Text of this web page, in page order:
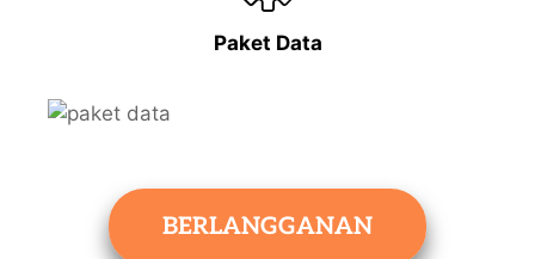
Paket Data
BERLANGGANAN